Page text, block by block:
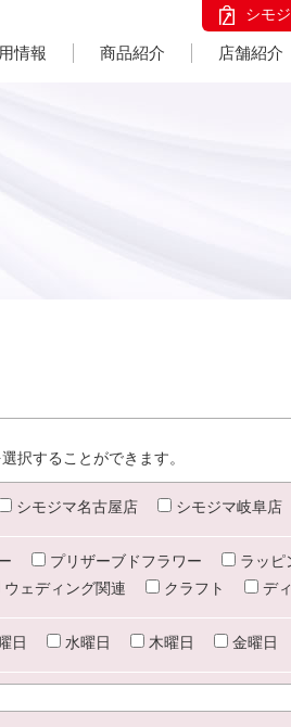
シモ
情報 商品紹介 店舗紹介
択することができます。
シモジマ名古屋店 シモジマ岐阜店
プリザーブドフラワー ラッピ
ウェディング関連 クラフト デ
日 水曜日 木曜日 金曜日